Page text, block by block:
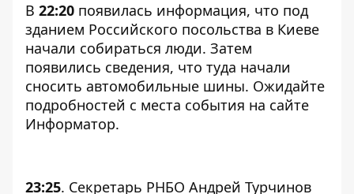
В 22:20 появилась информация, что под
зданием Российского посольства в Киеве
начали собираться люди. Затем
появились сведения, что туда начали
сносить автомобильные шины. Ожидайте
подробностей с места события на сайте
Информатор.
23:25. Секретарь РНБО Андрей Турчинов